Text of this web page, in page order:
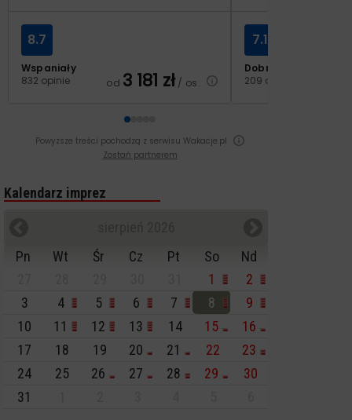
Wspaniały
832 opinie
8.7
od 3 181 zł/ os.
Dobry
209 opinii
7.1
Powyższe treści pochodzą z serwisu Wakacje.pl
Zostań partnerem
Kalendarz imprez
Pn
Wt Śr Cz Pt So
Nd
1
2
3
4 5 6 7 8
9
10
11 12 13 14 15
16
17
18 19 20 21 22
23
24
25 26 27 28 29
30
31